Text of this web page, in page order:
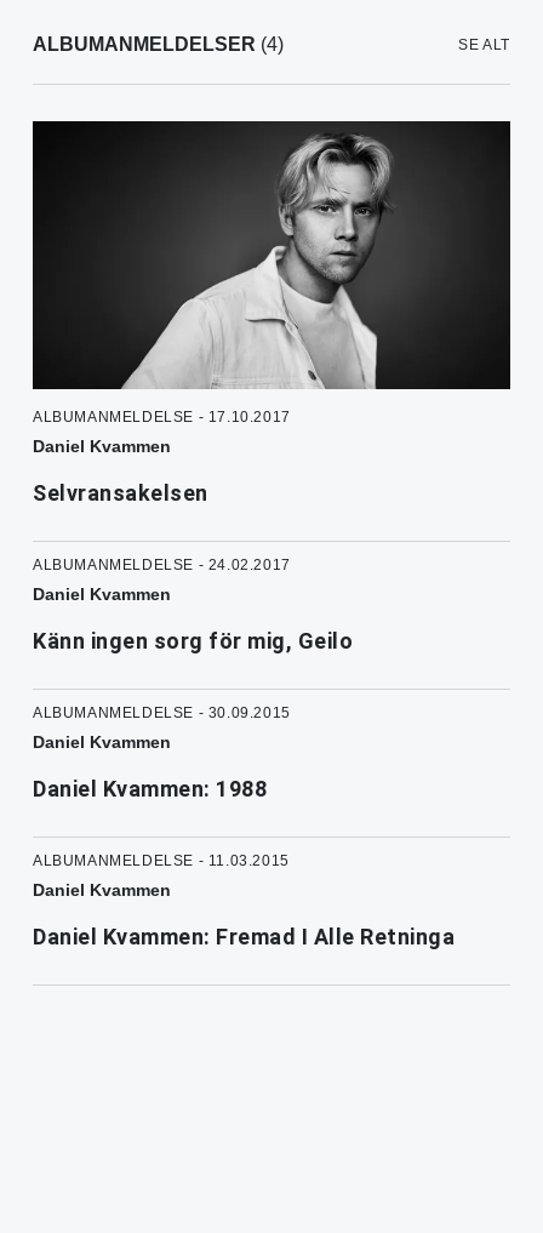
ALBUMANMELDELSER (4) SE ALT
ALBUMANMELDELSE - 17.10.2017
Daniel Kvammen
Selvransakelsen
ALBUMANMELDELSE - 24.02.2017
Daniel Kvammen
Känn ingen sorg för mig, Geilo
ALBUMANMELDELSE - 30.09.2015
Daniel Kvammen
Daniel Kvammen: 1988
ALBUMANMELDELSE - 11.03.2015
Daniel Kvammen
Daniel Kvammen: Fremad I Alle Retninga